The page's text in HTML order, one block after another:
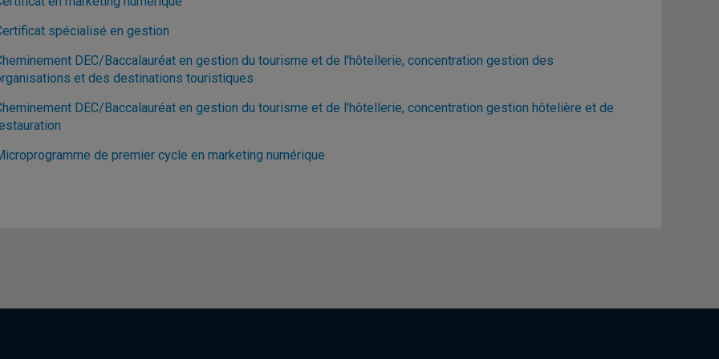
spécialisé en gestion
DEC/Baccalauréat en gestion du tourisme et de l'hôtellerie, concentration gestion des
et des destinations touristiques
DEC/Baccalauréat en gestion du tourisme et de l'hôtellerie, concentration gestion hôtelière et de
de premier cycle en marketing numérique